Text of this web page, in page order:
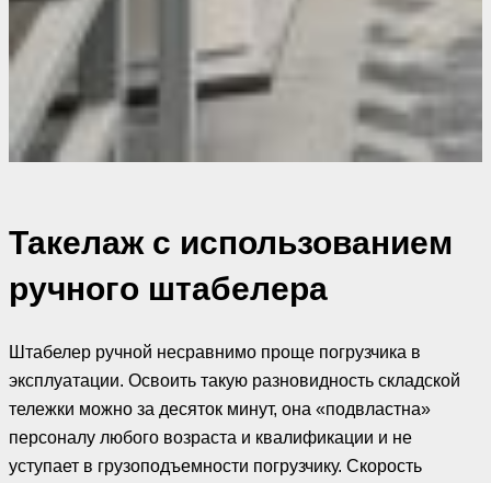
Такелаж с использованием
ручного штабелера
Штабелер ручной несравнимо проще погрузчика в
эксплуатации. Освоить такую разновидность складской
тележки можно за десяток минут, она «подвластна»
персоналу любого возраста и квалификации и не
уступает в грузоподъемности погрузчику. Скорость